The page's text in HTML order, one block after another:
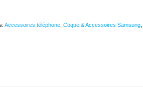
Accessoires téléphone Coque & Accessoires Samsung